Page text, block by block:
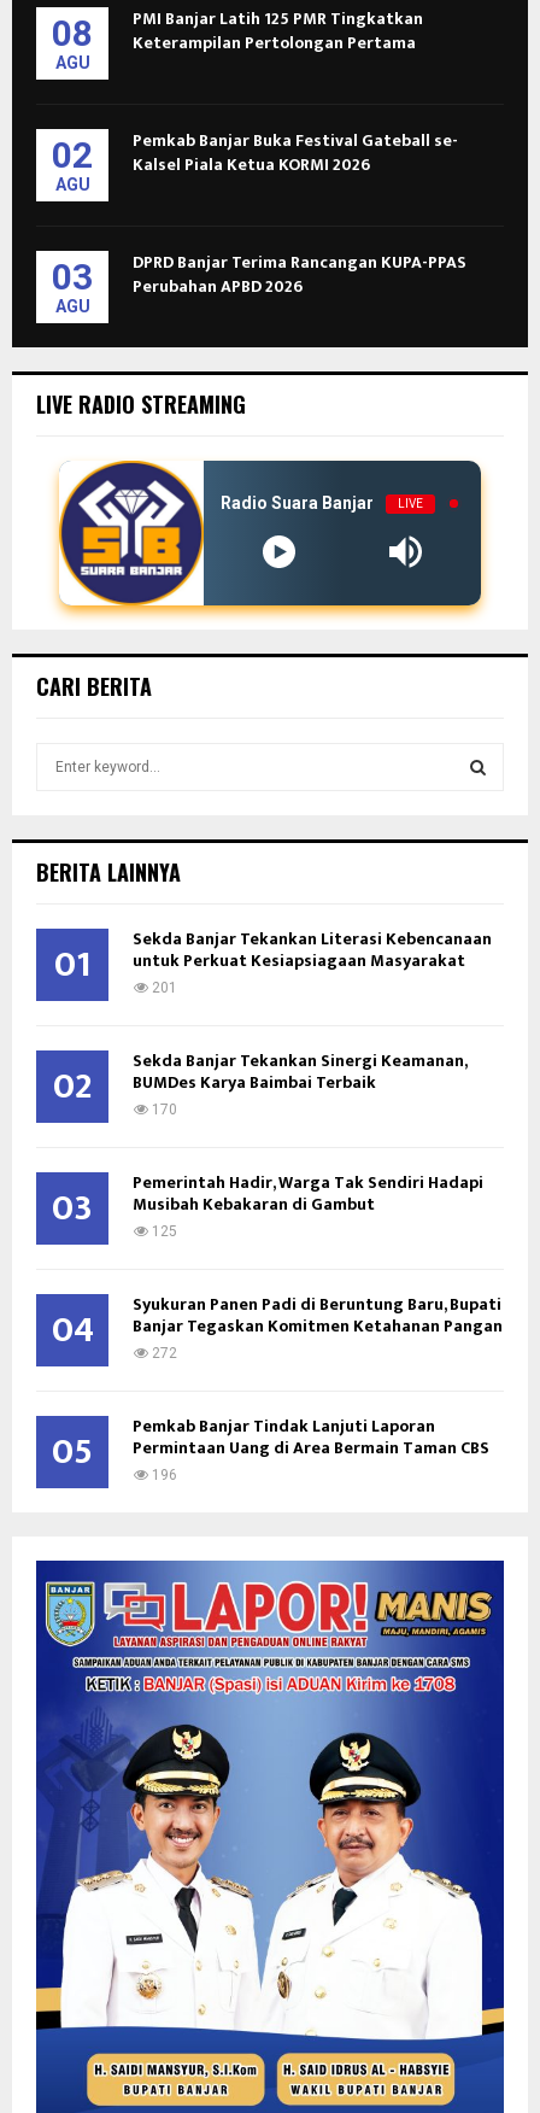
08
AGU
PMI Banjar Latih 125 PMR Tingkatkan
Keterampilan Pertolongan Pertama
02
AGU
Pemkab Banjar Buka Festival Gateball se-
Kalsel Piala Ketua KORMI 2026
03
AGU
DPRD Banjar Terima Rancangan KUPA-PPAS
Perubahan APBD 2026
LIVE RADIO STREAMING
Radio Suara Banjar LIVE
CARI BERITA
h
o
BERITA LAINNYA
01 Sekda Banjar Tekankan Literasi Kebencanaan
untuk Perkuat Kesiapsiagaan Masyarakat
201
02 Sekda Banjar Tekankan Sinergi Keamanan,
BUMDes Karya Baimbai Terbaik
170
03 Pemerintah Hadir, Warga Tak Sendiri Hadapi
Musibah Kebakaran di Gambut
125
04 Syukuran Panen Padi di Beruntung Baru, Bupati
Banjar Tegaskan Komitmen Ketahanan Pangan
272
05 Pemkab Banjar Tindak Lanjuti Laporan
Permintaan Uang di Area Bermain Taman CBS
196